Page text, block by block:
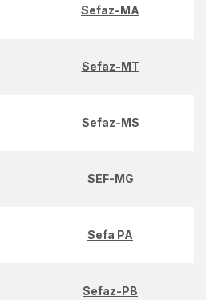
Sefaz-MA
Sefaz-MT
Sefaz-MS
SEF-MG
Sefa PA
Sefaz-PB